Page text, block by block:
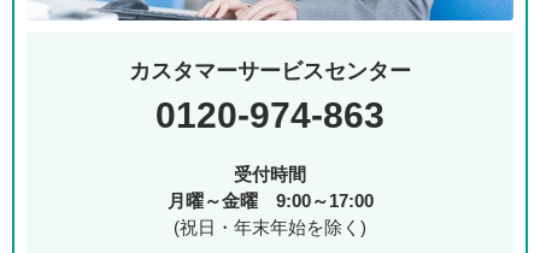
カスタマーサービスセンター
0120-974-863
受付時間
月曜～金曜 9:00～17:00
(祝日・年末年始を除く)